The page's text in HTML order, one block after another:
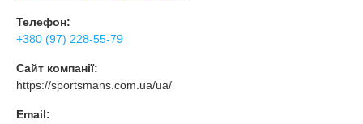
Телефон:
+380 (97) 228-55-79
Сайт компанії:
https://sportsmans.com.ua/ua/
Email: